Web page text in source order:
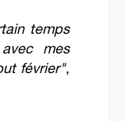
temps
mes
février",